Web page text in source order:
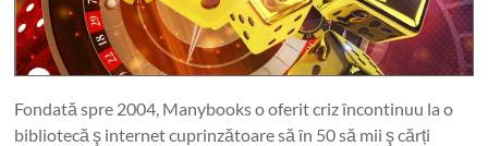
Fondată spre 2004, Manybooks o oferit criz încontinuu la o
bibliotecă ş internet cuprinzătoare să în 50 să mii ş cărți